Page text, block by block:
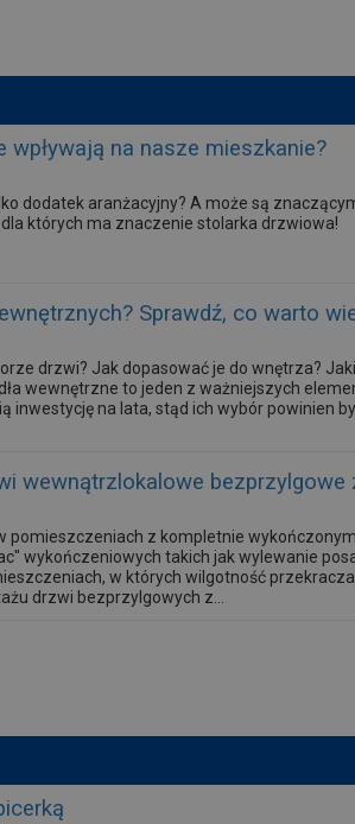
wpływają na nasze mieszkanie?
dodatek aranżacyjny? A może są
których ma znaczenie stolarka drzwiowa!
Sprawdź, co warto
drzwi? Jak dopasować je do wnętrza?
wewnętrzne to jeden z ważniejszych
inwestycję na lata, stąd ich wybór powinien
wewnątrzlokalowe bezprzylgowe
pomieszczeniach z kompletnie
wykończeniowych takich jak wylewanie
w których wilgotność
drzwi bezprzylgowych z...